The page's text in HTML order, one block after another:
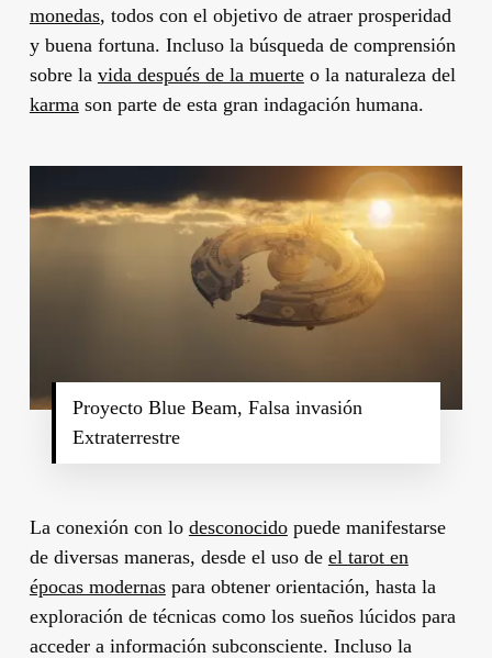
monedas, todos con el objetivo de atraer prosperidad
y buena fortuna. Incluso la búsqueda de comprensión
sobre la vida después de la muerteo la naturaleza del
karmason parte de esta gran indagación humana.
Proyecto Blue Beam, Falsa invasión
Extraterrestre
La conexión con lo desconocidopuede manifestarse
de diversas maneras, desde el uso de el tarot en
épocas modernaspara obtener orientación, hasta la
exploración de técnicas como los sueños lúcidos para
acceder a información subconsciente. Incluso la